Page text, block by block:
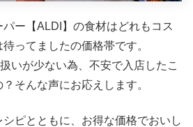
ー【ALDI】の食材はどれもコス
ってましたの価格帯です。
いが少ない為、不安で入店したこ
そんな声にお応えします。
ピとともに、お得な価格でおいし